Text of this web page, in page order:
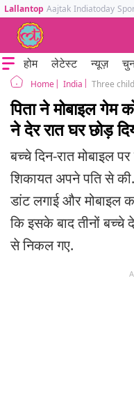
Lallantop Aajtak Indiatoday
होम लेटेस्ट न्यूज़
Home India
पिता ने मोबाइल गेम
ने देर रात घर छोड़
बच्चे दिन-रात मोबाइल
शिकायत अपने पति से की.
डांट लगाई और मोबाइल
कि इसके बाद तीनों बच्चे
से निकल गए.